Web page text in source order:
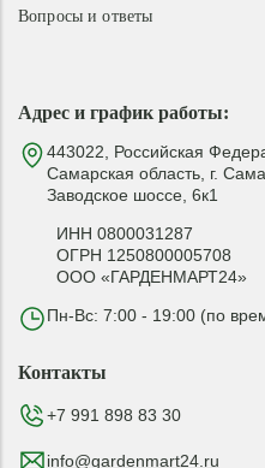
Адрес и график работы:
443022, Российская
Самарская область, г.
Заводское шоссе, 6к1
ИНН 0800031287
ОГРН 1250800005708
ООО «ГАРДЕНМАРТ24»
Пн-Вс: 7:00 - 19:00 (по
Вопросы и ответы
Контакты
+7 991 898 83 30
info@gardenmart24.ru